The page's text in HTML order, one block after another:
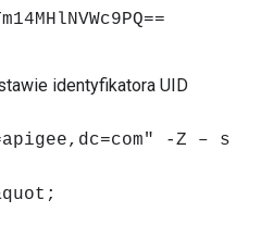
identyfikatora UID
-Z – s